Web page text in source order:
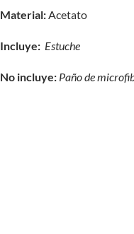
Material:Acetato
Incluye: Estuche
No incluye: Paño de